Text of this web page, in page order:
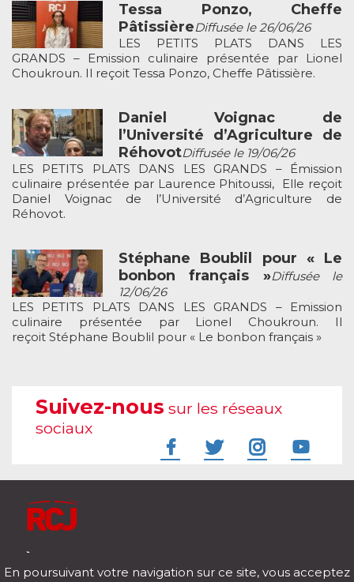
Tessa Ponzo, Cheffe
PâtissièreDiffusée le 26/06/26
LES PETITS PLATS DANS LES
GRANDS – Emission culinaire présentée par Lionel
Choukroun. Il reçoit Tessa Ponzo, Cheffe Pâtissière.
Daniel Voignac de
l’Université d’Agriculture de
RéhovotDiffusée le 19/06/26
LES PETITS PLATS DANS LES GRANDS – Émission
culinaire présentée par Laurence Phitoussi, Elle reçoit
Daniel Voignac de l’Université d’Agriculture de
Réhovot.
Stéphane Boublil pour « Le
bonbon français »Diffusée le
12/06/26
LES PETITS PLATS DANS LES GRANDS – Emission
culinaire présentée par Lionel Choukroun. Il
reçoit Stéphane Boublil pour « Le bonbon français »
Suivez-nous sur les réseaux
sociaux
Télécharger notre application pour iOs et Android
En poursuivant votre navigation sur ce site, vous acceptez